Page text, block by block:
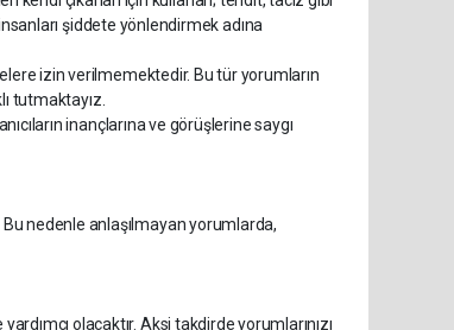
şiddete yönlendirmek adına
izin verilmemektedir. Bu tür yorumların
tutmaktayız.
inançlarına ve görüşlerine saygı
nedenle anlaşılmayan yorumlarda,
olacaktır. Aksi takdirde yorumlarınızı